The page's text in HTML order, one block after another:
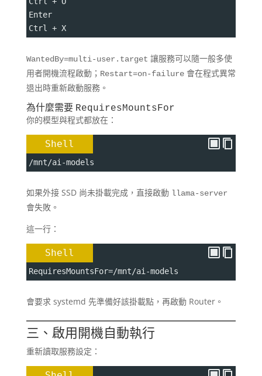
Enter
Ctrl + X
WantedBy=multi-user.target 讓服務可以隨一般多使
用者開機流程啟動； Restart=on-failure會在程式異常
退出時重新啟動服務。
為什麼需要 RequiresMountsFor
你的模型與程式都放在：
Shell
/mnt/ai-models
如果外接 SSD 尚未掛載完成，直接啟動 llama-server
會失敗。
這一行：
Shell
RequiresMountsFor=/mnt/ai-models
會要求 systemd 先準備好該掛載點，再啟動 Router。
三、啟用開機自動執行
重新讀取服務設定：